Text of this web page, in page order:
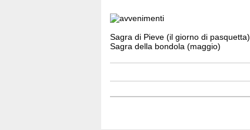
Sagra di Pieve (il giorno di pasquetta)
Sagra della bondola (maggio)